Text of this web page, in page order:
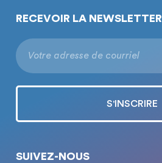
RECEVOIR LA NEWSLETTER
SUIVEZ-NOUS